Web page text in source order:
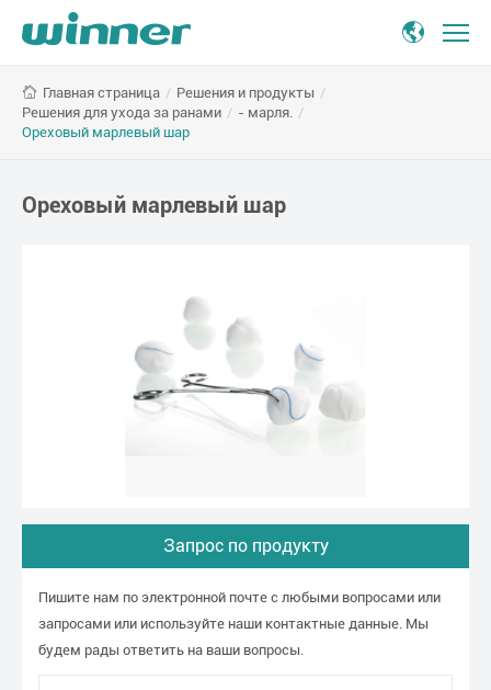
марлевый
шар
Главная страница / Решения и продукты /
Решения для ухода за ранами / - марля. /
Ореховый марлевый шар
Ореховый марлевый шар
Запрос по продукту
Пишите нам по электронной почте с любыми вопросами или
запросами или используйте наши контактные данные. Мы
будем рады ответить на ваши вопросы.